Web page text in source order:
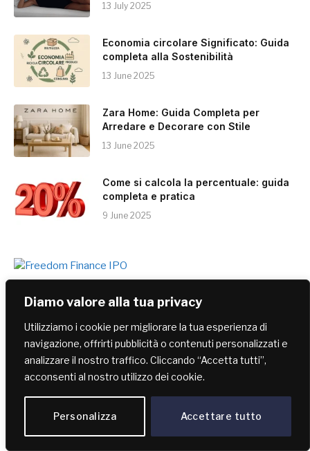
Diamo valore alla tua privacy
Utilizziamo i cookie per migliorare la tua esperienza di
navigazione, offrirti pubblicità o contenuti personalizzati e
analizzare il nostro traffico. Cliccando “Accetta tutti”,
acconsenti al nostro utilizzo dei cookie.
Personalizza Accettare tutto
13 July 2025
Economia circolare Significato: Guida
completa alla Sostenibilità
13 June 2025
Zara Home: Guida Completa per
Arredare e Decorare con Stile
13 June 2025
Come si calcola la percentuale: guida
completa e pratica
9 June 2025
TECNOLOGIA
iPhone 16: Tutto ciò che devi sapere